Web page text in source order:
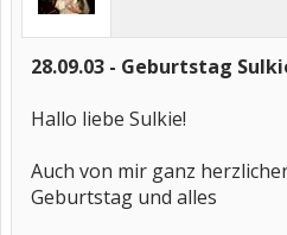
28.09.03 - Geburtstag
Hallo liebe Sulkie!
Auch von mir ganz
Geburtstag und alles